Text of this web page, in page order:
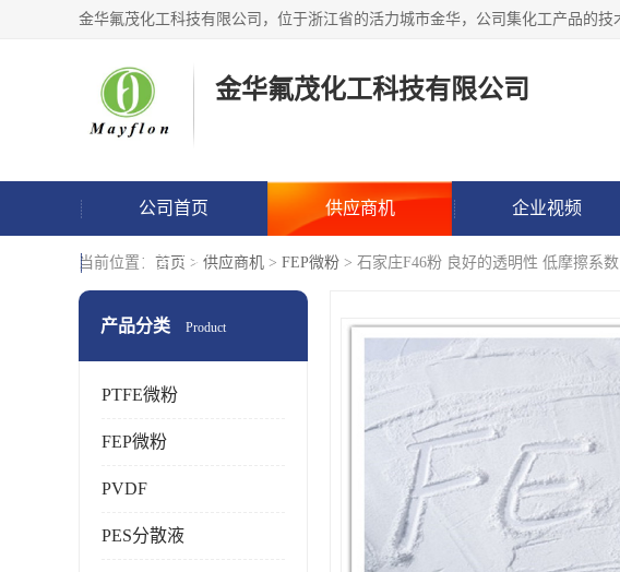
金华氟茂化工科技有限公司
公司首页 供应商机 企业视频
联系方式
当前位置： 首页 > 供应商机 > FEP微粉 > 石家庄F46粉 良好的透明性 低摩擦系数
产品分类 Product
PTFE微粉
FEP微粉
PVDF
PES分散液